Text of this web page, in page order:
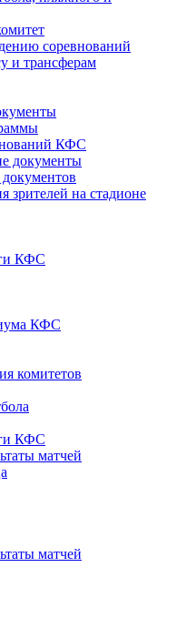
соревнований
и трансферам
КФС
документы
зрителей на стадионе
КФС
КФС
комитетов
КФС
матчей
матчей